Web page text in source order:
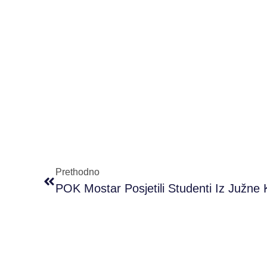
Prethodno
POK Mostar Posjetili Studenti Iz Južne